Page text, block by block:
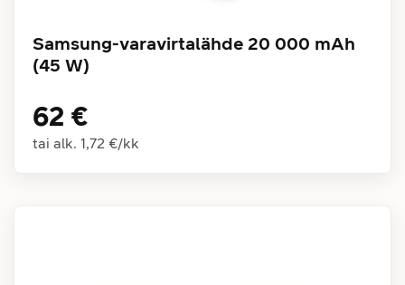
Samsung-varavirtalähde 20 000 mAh
(45 W)
62 €
tai alk. 1,72 €/kk